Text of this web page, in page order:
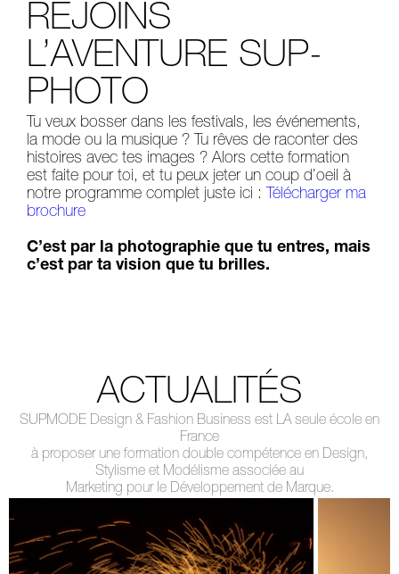
REJOINS
L’AVENTURE SUP-
PHOTO
Tu veux bosser dans les festivals, les événements,
la mode ou la musique ? Tu rêves de raconter des
histoires avec tes images ? Alors cette formation
est faite pour toi, et tu peux jeter un coup d’oeil à
notre programme complet juste ici :
Télécharger ma
brochure
C’est par la photographie que tu entres, mais
c’est par ta vision que tu brilles.
ACTUALITÉS
SUPMODE Design & Fashion Business est LA seule école en
France
à proposer une formation double compétence en Design,
Stylisme et Modélisme associée au
Marketing pour le Développement de Marque.